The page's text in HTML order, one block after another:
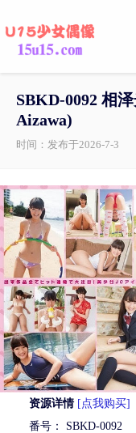
SBKD-0092 相
Aizawa)
时间：发布于2026-7-3
资源详情 [点我购买]
番号： SBKD-0092